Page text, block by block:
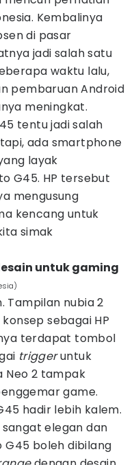
Kembalinya
di pasar
jadi salah satu
waktu lalu,
pembaruan Android
meningkat.
tentu jadi salah
ada smartphone
layak
G45. HP tersebut
mengusung
kencang untuk
simak
untuk gaming
Tampilan nubia 2
sebagai HP
terdapat tombol
triggeruntuk
Neo 2 tampak
game.
hadir lebih kalem.
elegan dan
G45 boleh dibilang